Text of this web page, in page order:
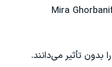
تأثیر می‌دانند.